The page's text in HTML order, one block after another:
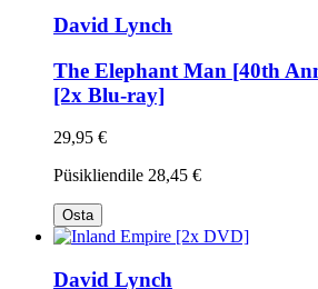
David Lynch
The Elephant Man [40th
[2x Blu-ray]
29,95 €
Püsikliendile 28,45 €
Osta
David Lynch